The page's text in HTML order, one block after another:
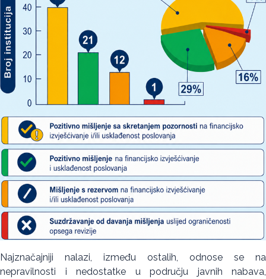
Najznačajniji nalazi, između ostalih, odnose se na
nepravilnosti i nedostatke u području javnih nabava,